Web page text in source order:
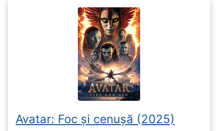
Avatar: Foc și cenușă (2025)